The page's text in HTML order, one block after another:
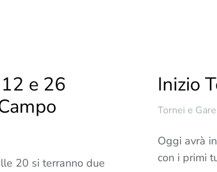
e 26
20 si terranno due
Inizio
Tornei e
Oggi avrà
con i primi